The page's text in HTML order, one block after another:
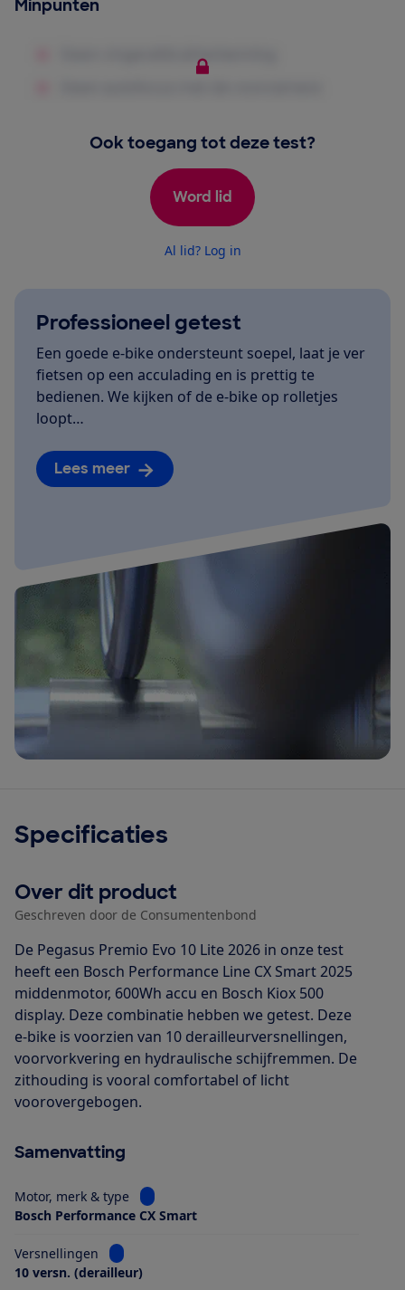
Minpunten
Ook toegang tot deze test?
Word lid
Al lid? Log in
Professioneel getest
Een goede e-bike ondersteunt soepel, laat je ver
fietsen op een acculading en is prettig te
bedienen. We kijken of de e-bike op rolletjes
loopt…
Lees meer
Specificaties
Over dit product
Geschreven door de Consumentenbond
De Pegasus Premio Evo 10 Lite 2026 in onze test
heeft een Bosch Performance Line CX Smart 2025
middenmotor, 600Wh accu en Bosch Kiox 500
display. Deze combinatie hebben we getest. Deze
e-bike is voorzien van 10 derailleurversnellingen,
voorvorkvering en hydraulische schijfremmen. De
zithouding is vooral comfortabel of licht
voorovergebogen.
Samenvatting
Motor, merk & type
Bekijk informatie voor Motor, merk & type
Bosch Performance CX Smart
Versnellingen
Bekijk informatie voor Versnellingen
10 versn. (derailleur)